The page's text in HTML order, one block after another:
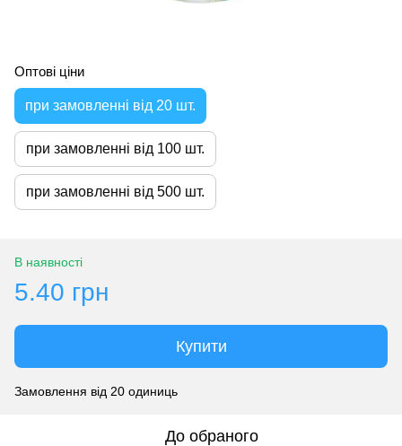
Оптові ціни
при замовленні від 20 шт.
при замовленні від 100 шт.
при замовленні від 500 шт.
В наявності
5.40 грн
Купити
Замовлення від 20 одиниць
До обраного